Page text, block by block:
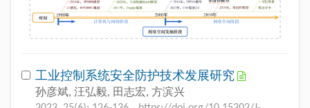
工业控制系统安全防护技术发展研究
孙彦斌, 汪弘毅, 田志宏, 方滨兴